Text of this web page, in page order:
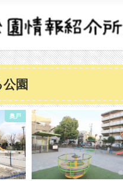
公園
奥戸